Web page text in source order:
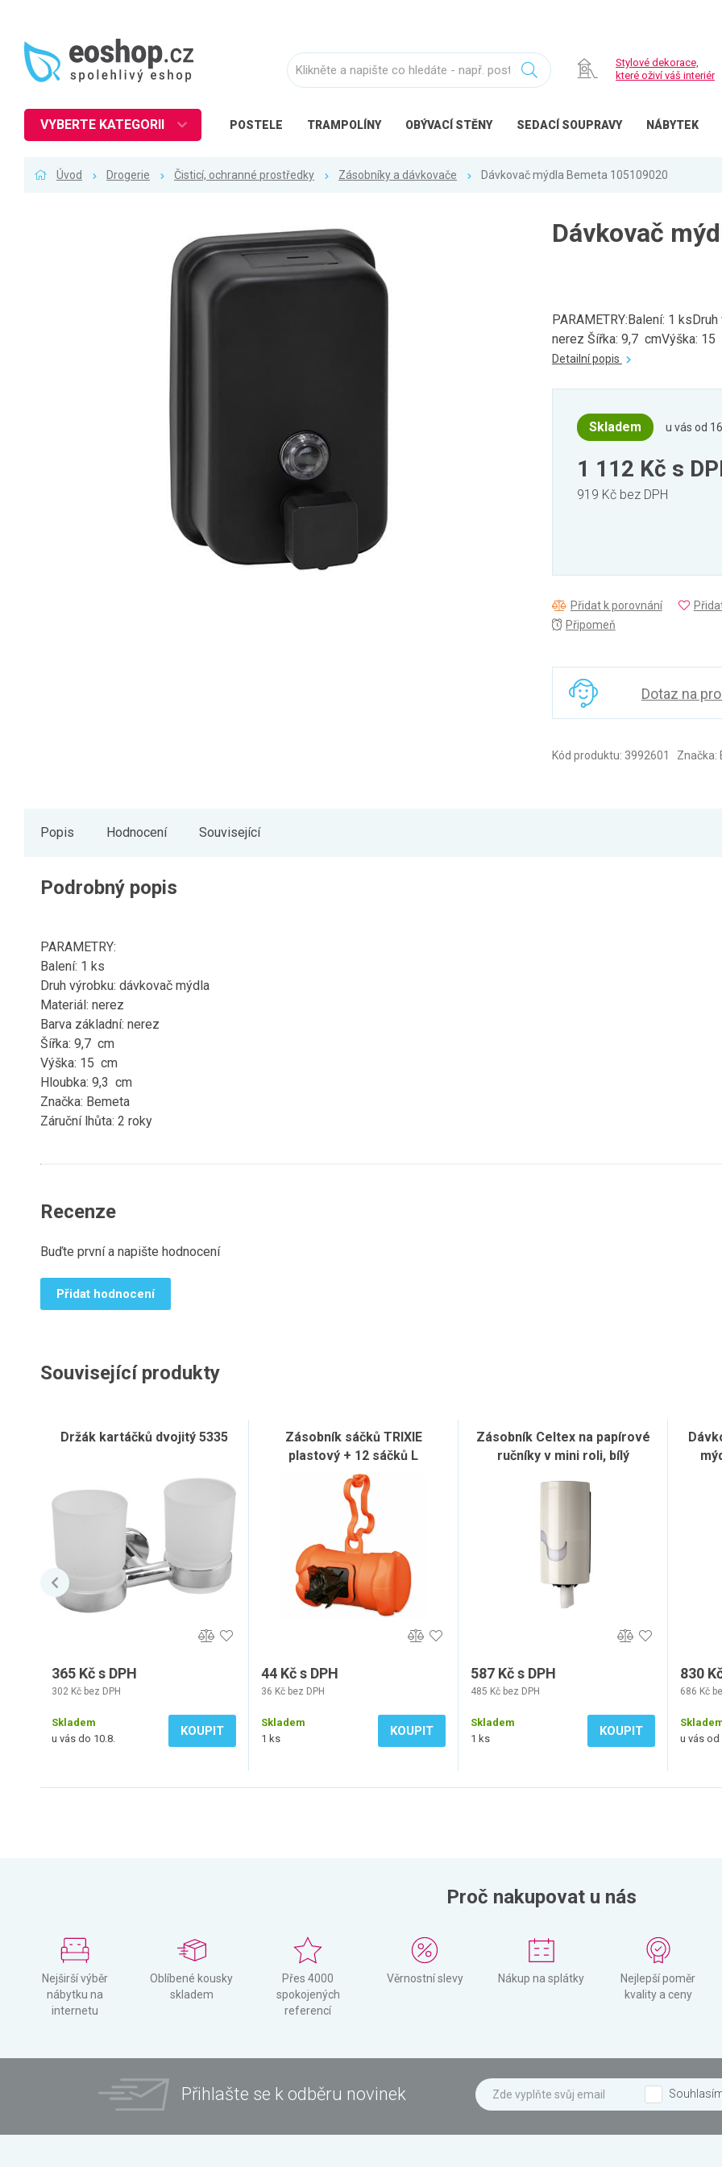
Stylové dekorace,
které oživí váš interiér
POSTELE TRAMPOLÍNY OBÝVACÍ STĚNY SEDACÍ SOUPRAVY NÁBYTEK
VYBERTE KATEGORII
Úvod Drogerie Čisticí, ochranné prostředky Zásobníky a dávkovače Dávkovač mýdla Bemeta 105109020
Dávkovač
PARAMETRY:Balení: 1
nerez Šířka: 9,7 cmVýška: 15
Detailní popis
Skladem u vás od
1 112 Kč s
919 Kč bez DPH
Přidat k porovnání
Připomeň
Dotaz na
Kód produktu: 3992601 Značka:
Popis Hodnocení Související
Podrobný popis
PARAMETRY:
Balení: 1 ks
Druh výrobku: dávkovač mýdla
Materiál: nerez
Barva základní: nerez
Šířka: 9,7 cm
Výška: 15 cm
Hloubka: 9,3 cm
Značka: Bemeta
Záruční lhůta: 2 roky
Recenze
Buďte první a napište hodnocení
Přidat hodnocení
Související produkty
Držák kartáčků dvojitý 5335
365 Kč s DPH
302 Kč bez DPH
Skladem
u vás do 10.8.
KOUPIT
Zásobník sáčků TRIXIE
plastový + 12 sáčků L
44 Kč s DPH
36 Kč bez DPH
Skladem
1 ks
KOUPIT
Zásobník Celtex na papírové
ručníky v mini roli, bílý
587 Kč s DPH
485 Kč bez DPH
Skladem
1 ks
KOUPIT
830
686 Kč
u vás od
Proč nakupovat u nás
Nejširší výběr
nábytku na
internetu
Oblíbené kousky
skladem
Přes 4000
spokojených
referencí
Věrnostní slevy Nákup na splátky
Nejlepší poměr
kvality a ceny
Přihlašte se k odběru novinek